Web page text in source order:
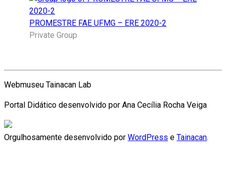
PROMESTRE FAE UFMG – ERE 2020-2
Private Group
Webmuseu Tainacan Lab
Portal Didático desenvolvido por Ana Cecília Rocha Veiga
Orgulhosamente desenvolvido por WordPress e Tainacan.